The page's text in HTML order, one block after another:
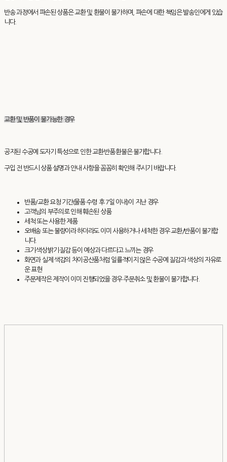
반송 과정에서 파손된 상품은 교환 및 환불이 불가하며, 파손에 대한 책임은 발송인에게 있습
니다.
교환 및 반품이 불가능한 경우
공지된 수공예 도자기 특성으로 인한 교환·반품·환불은 불가합니다.
구입 전 반드시 상품 설명과 안내 사항을 꼼꼼히 확인해 주시기 바랍니다.
반품/교환 요청 기간(물품 수령 후 7일 이내)이 지난 경우
고객님의 부주의로 인해 훼손된 상품
세척 또는 사용한 제품
오배송 또는 불량이라 하더라도 이미 사용하거나 세척한 경우 교환/반품이 불가합
니다.
크기·색상·밝기·질감 등이 예상과 다르다고 느끼는 경우
화면과 실제 색감의 차이공산품처럼 일률적이지 않은 수공예 질감과 색상의 자유로
운 표현
주문제작은 제작이 이미 진행되었을 경우 주문취소 및 환불이 불가합니다.